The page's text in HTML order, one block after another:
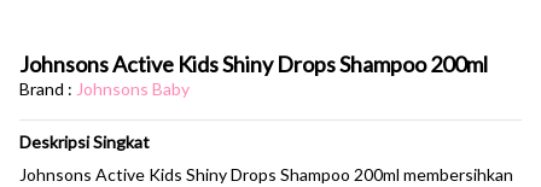
Johnsons Active Kids Shiny Drops Shampoo 200ml
Brand : Johnsons Baby
Deskripsi Singkat
Johnsons Active Kids Shiny Drops Shampoo 200ml membersihkan